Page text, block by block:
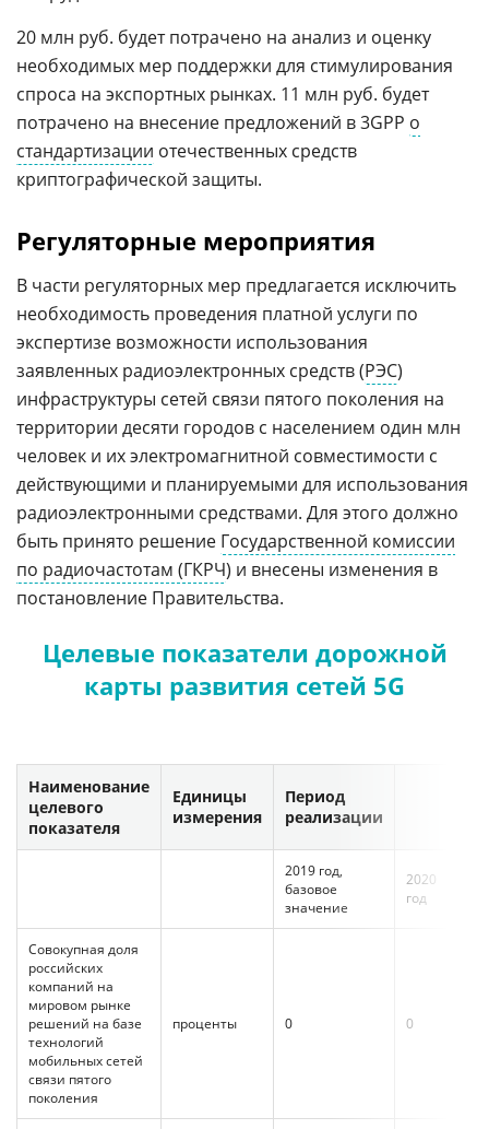
20 млн руб. будет потрачено на анализ и оценку
необходимых мер поддержки для стимулирования
спроса на экспортных рынках. 11 млн руб. будет
потрачено на внесение предложений в 3GPP о
стандартизации отечественных средств
криптографической защиты.
Регуляторные мероприятия
В части регуляторных мер предлагается исключить
необходимость проведения платной услуги по
экспертизе возможности использования
заявленных радиоэлектронных средств (РЭС)
инфраструктуры сетей связи пятого поколения на
территории десяти городов с населением один млн
человек и их электромагнитной совместимости с
действующими и планируемыми для использования
радиоэлектронными средствами. Для этого должно
быть принято решение Государственной комиссии
по радиочастотам (ГКРЧ) и внесены изменения в
постановление Правительства.
Целевые показатели дорожной
карты развития сетей 5G
Наименование
целевого
показателя
Единицы
измерения
Период
реализации
2019 год,
базовое
значение
2020
год
Совокупная доля
российских
компаний на
мировом рынке
решений на базе
технологий
мобильных сетей
связи пятого
поколения
проценты 0 0